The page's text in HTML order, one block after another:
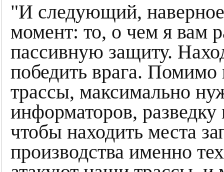
"И следующий,
момент: то, о чем я вам
пассивную защиту.
победить врага.
трассы, максимально
информаторов,
чтобы находить места
производства именно